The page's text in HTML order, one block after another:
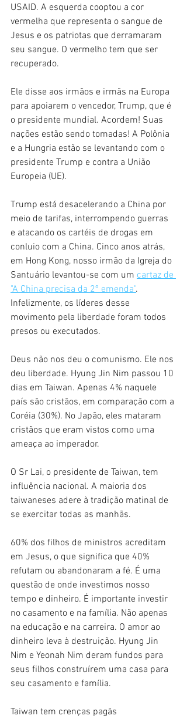
USAID. A esquerda cooptou a cor
vermelha que representa o sangue de
Jesus e os patriotas que derramaram
seu sangue. O vermelho tem que ser
recuperado.
Ele disse aos irmãos e irmãs na Europa
para apoiarem o vencedor, Trump, que é
o presidente mundial. Acordem! Suas
nações estão sendo tomadas! A Polônia
e a Hungria estão se levantando com o
presidente Trump e contra a União
Europeia (UE).
Trump está desacelerando a China por
meio de tarifas, interrompendo guerras
e atacando os cartéis de drogas em
conluio com a China. Cinco anos atrás,
em Hong Kong, nosso irmão da Igreja do
Santuário levantou-se com um cartaz de
"A China precisa da 2º emenda".
Infelizmente, os líderes desse
movimento pela liberdade foram todos
presos ou executados.
Deus não nos deu o comunismo. Ele nos
deu liberdade. Hyung Jin Nim passou 10
dias em Taiwan. Apenas 4% naquele
país são cristãos, em comparação com a
Coréia (30%). No Japão, eles mataram
cristãos que eram vistos como uma
ameaça ao imperador.
O Sr Lai, o presidente de Taiwan, tem
influência nacional. A maioria dos
taiwaneses adere à tradição matinal de
se exercitar todas as manhãs.
60% dos filhos de ministros acreditam
em Jesus, o que significa que 40%
refutam ou abandonaram a fé. É uma
questão de onde investimos nosso
tempo e dinheiro. É importante investir
no casamento e na família. Não apenas
na educação e na carreira. O amor ao
dinheiro leva à destruição. Hyung Jin
Nim e Yeonah Nim deram fundos para
seus filhos construírem uma casa para
seu casamento e família.
Taiwan tem crenças pagãs